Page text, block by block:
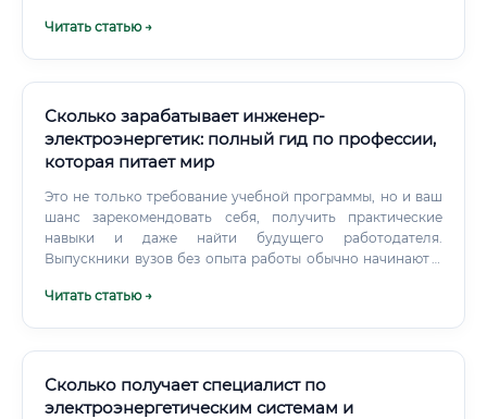
быть разным: Офис: Проектирование в CAD, написание
Читать статью →
Сколько зарабатывает инженер-
электроэнергетик: полный гид по профессии,
которая питает мир
Это не только требование учебной программы, но и ваш
шанс зарекомендовать себя, получить практические
навыки и даже найти будущего работодателя.
Выпускники вузов без опыта работы обычно начинают с
инженера или мастера. Выпускники колледжей могут
Читать статью →
Сколько получает специалист по
электроэнергетическим системам и